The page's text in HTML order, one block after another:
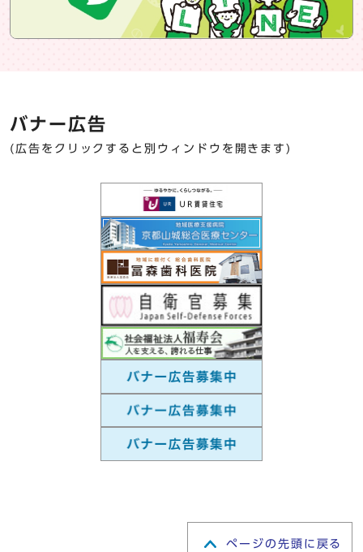
バナー広告
(広告をクリックすると別ウィンドウを開きます)
ページの先頭に戻る